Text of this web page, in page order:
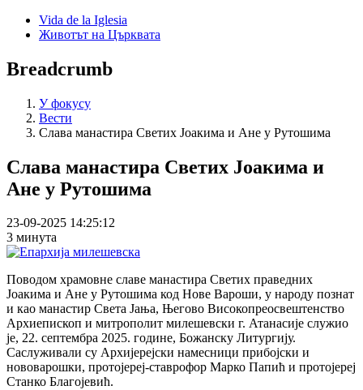
Vida de la Iglesia
Животът на Църквата
Breadcrumb
У фокусу
Вести
Слава манастира Светих Јоакима и Ане у Рутошима
Слава манастира Светих Јоакима и
Ане у Рутошима
23-09-2025 14:25:12
3 минута
Поводом храмовне славе манастира Светих праведних
Јоакима и Ане у Рутошима код Нове Вароши, у народу познат
и као манастир Света Јања, Његово Високопреосвештенство
Архиепископ и митрополит милешевски г. Атанасије служио
је, 22. септембра 2025. године, Божанску Литургију.
Саслуживали су Архијерејски намесници прибојски и
нововарошки, протојереј-ставрофор Марко Папић и протојереј
Станко Благојевић.